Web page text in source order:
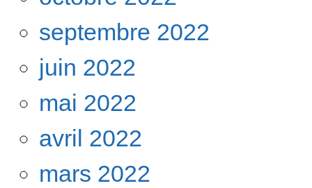
septembre 2022
juin 2022
mai 2022
avril 2022
mars 2022